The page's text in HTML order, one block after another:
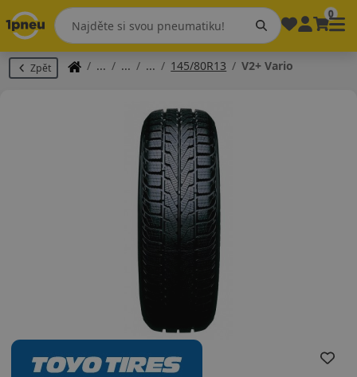
0
Zpět 145/80R13 V2+ Vario